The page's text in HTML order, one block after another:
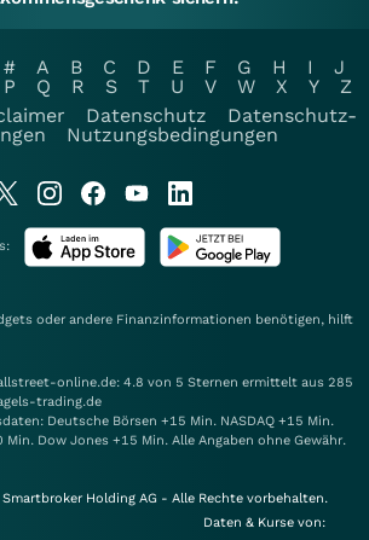
# A B C D E F G H I
J
P Q R S T U V W X Y
Z
Datenschutz
Datenschutz-
Nutzungsbedingungen
oder andere Finanzinformationen benötigen, hilft
online.de: 4.8 von 5 Sternen ermittelt aus 285
trading.de
Deutsche Börsen +15 Min. NASDAQ +15 Min.
Min. Dow Jones +15 Min. Alle Angaben ohne Gewähr.
Holding AG - Alle Rechte vorbehalten.
Daten & Kurse von: